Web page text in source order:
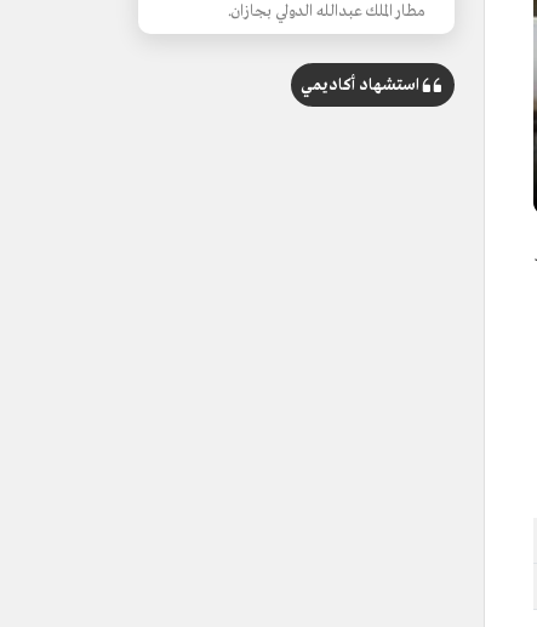
مطار الملك عبدالله الدولي بجازان.
استشهاد أكاديمي